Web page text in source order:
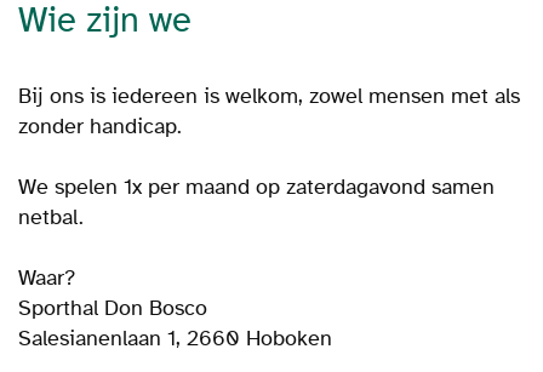
Wie zijn we
Bij ons is iedereen is welkom, zowel mensen met als
zonder handicap.
We spelen 1x per maand op zaterdagavond samen
netbal.
Waar?
Sporthal Don Bosco
Salesianenlaan 1, 2660 Hoboken